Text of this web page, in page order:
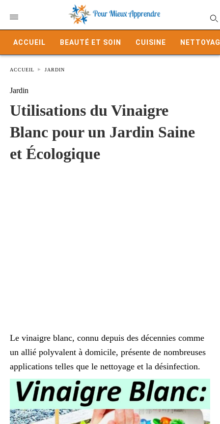
ACCUEIL BEAUTÉ ET SOIN CUISINE
ACCUEIL JARDIN
Jardin
Utilisations du Vinaigre
Blanc pour un Jardin Saine
et Écologique
Le vinaigre blanc, connu depuis des décennies comme
un allié polyvalent à domicile, présente de nombreuses
applications telles que le nettoyage et la désinfection.